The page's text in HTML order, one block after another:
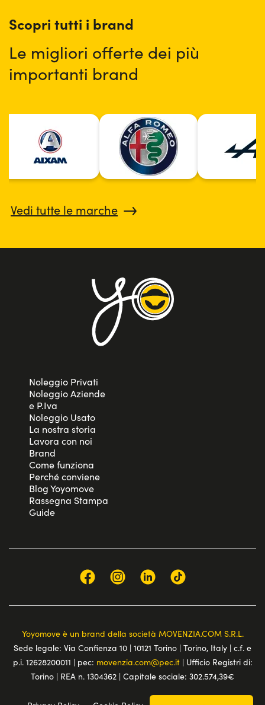
Scopri tutti i brand
Le migliori offerte dei più
importanti brand
Vedi tutte le marche
Noleggio Privati
Noleggio Aziende
e P.Iva
Noleggio Usato
La nostra storia
Lavora con noi
Brand
Come funziona
Perché conviene
Blog Yoyomove
Rassegna Stampa
Guide
Yoyomove è un brand della società MOVENZIA.COM S.R.L.
Sede legale: Via Confienza 10 | 10121 Torino | Torino, Italy | c.f. e
p.i. 12628200011 | pec: movenzia.com@pec.it| Ufficio Registri di:
Torino | REA n. 1304362 | Capitale sociale: 302.574,39€